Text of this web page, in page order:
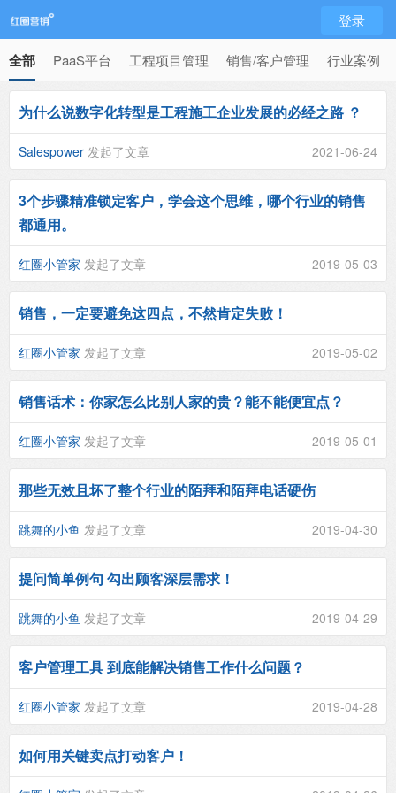
登录
全部 PaaS平台 工程项目管理 销售/客户管理 行业案例
为什么说数字化转型是工程施工企业发展的必经之路 ？
Salespower 发起了文章 2021-06-24
3个步骤精准锁定客户，学会这个思维，哪个行业的销售
都通用。
红圈小管家 发起了文章 2019-05-03
销售，一定要避免这四点，不然肯定失败！
红圈小管家 发起了文章 2019-05-02
销售话术：你家怎么比别人家的贵？能不能便宜点？
红圈小管家 发起了文章 2019-05-01
那些无效且坏了整个行业的陌拜和陌拜电话硬伤
跳舞的小鱼 发起了文章 2019-04-30
提问简单例句 勾出顾客深层需求！
跳舞的小鱼 发起了文章 2019-04-29
客户管理工具 到底能解决销售工作什么问题？
红圈小管家 发起了文章 2019-04-28
如何用关键卖点打动客户！